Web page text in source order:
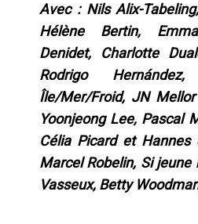
Avec : Nils Alix-
Hélène Bertin,
Denidet, Charlotte
Rodrigo
Île/Mer/Froid, JN
Yoonjeong Lee, Pascal
Célia Picard et Hannes
Marcel Robelin, Si
Vasseux, Betty